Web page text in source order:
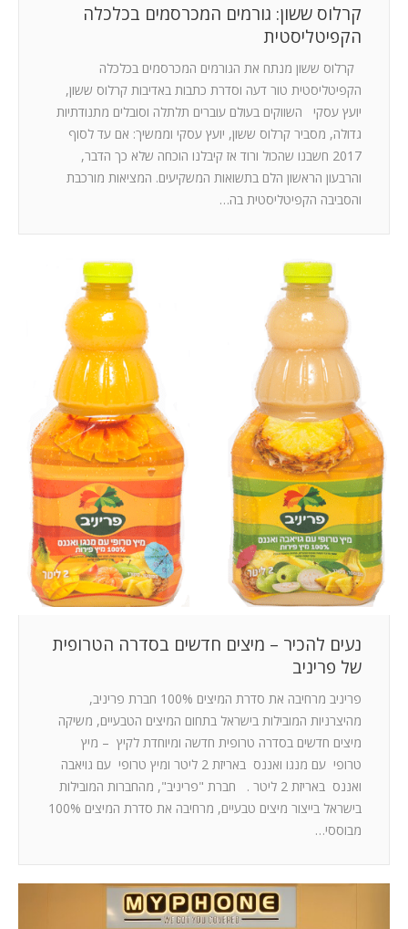
קרלוס ששון: גורמים המכרסמים בכלכלה
הקפיטליסטית
קרלוס ששון מנתח את הגורמים המכרסמים בכלכלה
הקפיטליסטית טור דעה וסדרת כתבות באדיבות קרלוס ששון,
יועץ עסקי השווקים בעולם עוברים תלתלה וסובלים מתנודתיות
גדולה, מסביר קרלוס ששון, יועץ עסקי וממשיך: אם עד לסוף
2017 חשבנו שהכול ורוד אז קיבלנו הוכחה שלא כך הדבר,
והרבעון הראשון הלם בתשואות המשקיעים. המציאות מורכבת
והסביבה הקפיטליסטית בה…
נעים להכיר – מיצים חדשים בסדרה הטרופית
של פריניב
פריניב מרחיבה את סדרת המיצים 100% חברת פריניב,
מהיצרניות המובילות בישראל בתחום המיצים הטבעיים, משיקה
מיצים חדשים בסדרה טרופית חדשה ומיוחדת לקיץ – מיץ
טרופי עם מנגו ואננס באריזת 2 ליטר ומיץ טרופי עם גויאבה
ואננס באריזת 2 ליטר . חברת "פריניב", מהחברות המובילות
בישראל בייצור מיצים טבעיים, מרחיבה את סדרת המיצים 100%
מבוססי…